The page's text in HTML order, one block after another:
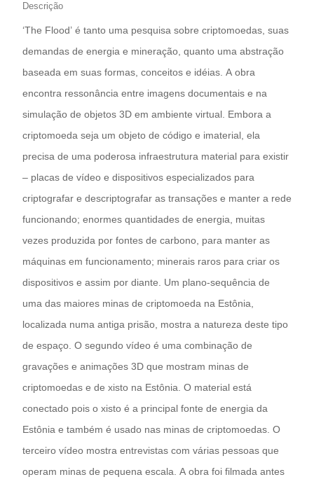
Descrição
‘The Flood’ é tanto uma pesquisa sobre criptomoedas, suas
demandas de energia e mineração, quanto uma abstração
baseada em suas formas, conceitos e idéias. A obra
encontra ressonância entre imagens documentais e na
simulação de objetos 3D em ambiente virtual. Embora a
criptomoeda seja um objeto de código e imaterial, ela
precisa de uma poderosa infraestrutura material para existir
– placas de vídeo e dispositivos especializados para
criptografar e descriptografar as transações e manter a rede
funcionando; enormes quantidades de energia, muitas
vezes produzida por fontes de carbono, para manter as
máquinas em funcionamento; minerais raros para criar os
dispositivos e assim por diante. Um plano-sequência de
uma das maiores minas de criptomoeda na Estônia,
localizada numa antiga prisão, mostra a natureza deste tipo
de espaço. O segundo vídeo é uma combinação de
gravações e animações 3D que mostram minas de
criptomoedas e de xisto na Estônia. O material está
conectado pois o xisto é a principal fonte de energia da
Estônia e também é usado nas minas de criptomoedas. O
terceiro vídeo mostra entrevistas com várias pessoas que
operam minas de pequena escala. A obra foi filmada antes